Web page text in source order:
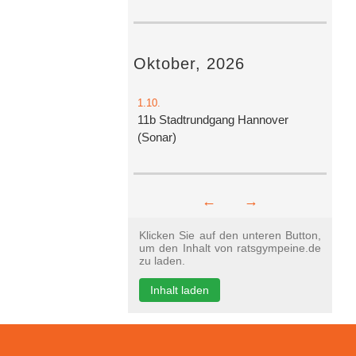
Oktober, 2026
1.10.
11b Stadtrundgang Hannover
(Sonar)
← →
Klicken Sie auf den unteren Button,
um den Inhalt von ratsgympeine.de
zu laden.
Inhalt laden